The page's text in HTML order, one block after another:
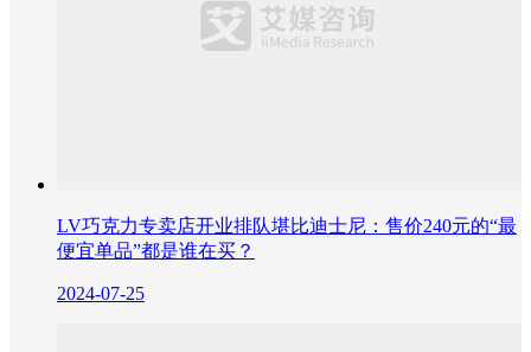
LV巧克力专卖店开业排队堪比迪士尼：售价240元的“最
便宜单品”都是谁在买？
2024-07-25